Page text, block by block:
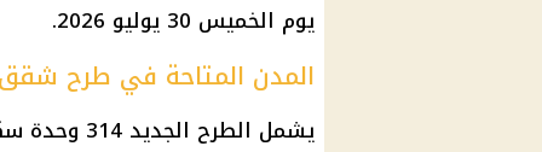
يوم الخميس 30 يوليو 2026.
المدن المتاحة في طرح شقق